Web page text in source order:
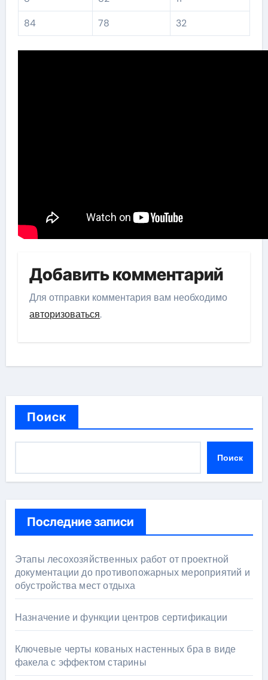
84
78 32
Добавить комментарий
Для отправки комментария вам необходимо
авторизоваться.
Поиск
Поиск
Последние записи
Этапы лесохозяйственных работ от проектной
документации до противопожарных мероприятий и
обустройства мест отдыха
Назначение и функции центров сертификации
Ключевые черты кованых настенных бра в виде
факела с эффектом старины